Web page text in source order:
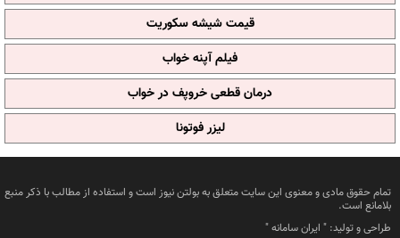
قیمت شیشه سکوریت
فیلم آپنه خواب
درمان قطعی خروپف در خواب
لیزر فوتونا
تمام حقوق مادی و معنوی این سایت متعلق به بولتن نیوز است و استفاده از مطالب با ذکر منبع
بلامانع است.
طراحی و تولید: " ایران سامانه"